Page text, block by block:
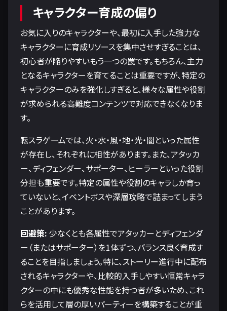
キャラクター育成の偏り
お気に入りのキャラクターや、最初に入手した強力な
キャラクターに育成リソースを集中させすぎることは、
初心者が陥りやすいもう一つの罠です。もちろん、主力
となるキャラクターを育てることは重要ですが、特定の
キャラクターのみを強化しすぎると、様々な属性や役割
が求められる高難度コンテンツで対応できなくなりま
す。
転スラゲームでは、火・水・風・地・光・闇といった属性
が存在し、それぞれに相性があります。また、アタッカ
ー、ディフェンダー、サポーター、ヒーラーといった役割
分担も重要です。特定の属性や役割のキャラしか育っ
ていないと、イベントボスや深層攻略で詰まってしまう
ことがあります。
回避策: 少なくとも各属性でアタッカーとディフェンダ
ー（またはサポーター）を1体ずつ、バランス良く育成す
ることを目指しましょう。特に、ストーリー進行中に配布
されるキャラクターや、比較的入手しやすい恒常キャラ
クターの中にも優秀な性能を持つ者が多いため、これ
らを活用して層の厚いパーティーを構築することが重